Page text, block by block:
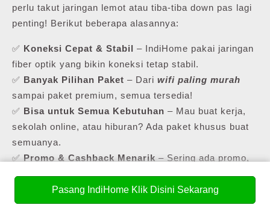
perlu takut jaringan lemot atau tiba-tiba down pas lagi
penting! Berikut beberapa alasannya:
✅ Koneksi Cepat & Stabil – IndiHome pakai jaringan
fiber optik yang bikin koneksi tetap stabil.
✅ Banyak Pilihan Paket – Dari wifi paling murah
sampai paket premium, semua tersedia!
✅ Bisa untuk Semua Kebutuhan – Mau buat kerja,
sekolah online, atau hiburan? Ada paket khusus buat
semuanya.
✅ Promo & Cashback Menarik – Sering ada promo,
Pasang IndiHome Klik Disini Sekarang